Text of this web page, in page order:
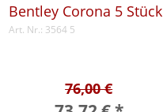
Bentley Corona 5 Stück
Art. Nr.: 3564 5
76,00 €